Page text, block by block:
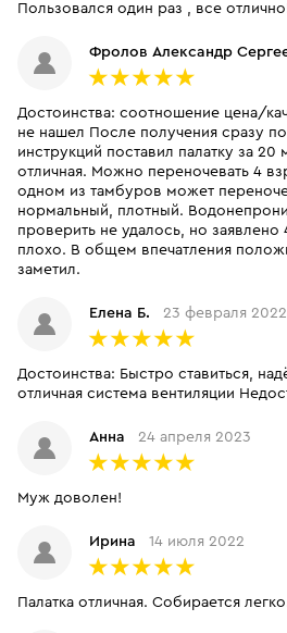
Пользовался один раз , все
Фролов Александр
Достоинства: соотношение цена/
не нашел После получения сразу
инструкций поставил палатку за 20
отличная. Можно переночевать 4
одном из тамбуров может
нормальный, плотный.
проверить не удалось, но заявлено
плохо. В общем впечатления
заметил.
Елена Б. 23 февраля 2022
Достоинства: Быстро ставиться,
отличная система вентиляции
Анна 24 апреля 2023
Муж доволен!
Ирина 14 июля 2022
Палатка отличная. Собирается